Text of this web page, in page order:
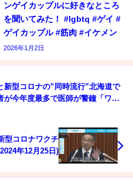
ンゲイカップルに好きなところ
を聞いてみた！ #lgbtq #ゲイ #
ゲイカップル #筋肉 #イケメン
2026年1月2日
新型コロナの”同時流行”北海道で
が今年度最多で医師が警鐘「ワク
型コロナワクチ
年12月25日)